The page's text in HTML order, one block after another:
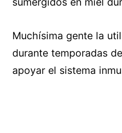
Muchísima gente la
durante temporadas
apoyar el sistema